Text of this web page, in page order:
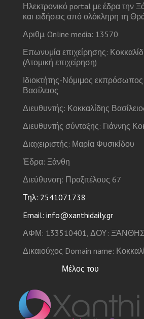
Ηλεκτρονικό portal με έδρα την
και ειδήσεις από ολόκληρη τη
Αριθμ. Online media: 13570
Επωνυμία επιχείρησης:
(Ατομική επιχείρηση)
Ιδιοκτήτης-Νόμιμος
Βασίλειος
Διευθυντής: Κοκκαλίδης
Διευθυντής σύνταξης: Γιάννης
Διαχειριστής: Μαρία Φυσικίδου
Έδρα: Ξάνθη
Διεύθυνση: Πραξιτέλους 67
Τηλ: 2541071738
Email: info@xanthidaily.gr
ΑΦΜ: 133510401, ΔΟΥ: ΞΆΝΘΗΣ
Δικαιούχος Domain name:
Μέλος του